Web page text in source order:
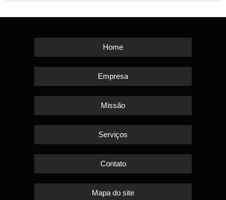
Home
Empresa
Missão
Serviços
Contato
Mapa do site